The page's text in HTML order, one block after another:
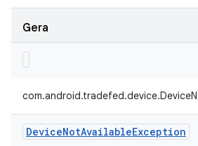
Gera
DeviceNotAvailableException